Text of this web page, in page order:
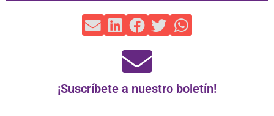
¡Suscríbete a nuestro boletín!